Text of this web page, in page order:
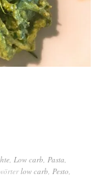
Low carb Pasta
low carb Pesto